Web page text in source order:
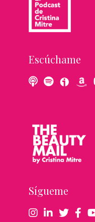
Escúchame
Sígueme